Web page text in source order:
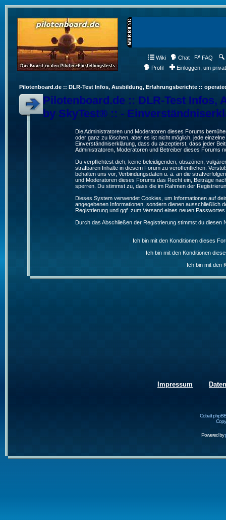
Wiki Chat FAQ
Profil
Einloggen, um
Pilotenboard.de :: DLR-Test Infos, Ausbildung, Erfahrungsberichte ::
Pilotenboard.de :: DLR-Test
by SkyTest® :: -
Die Administratoren und Moderatoren dieses Forums
oder ganz zu löschen, aber es ist nicht möglich, jede
Einverständniserklärung, dass du akzeptierst, dass jeder
Administratoren, Moderatoren und Betreiber dieses Forums
Du verpflichtest dich, keine beleidigenden, obszönen,
strafbaren Inhalte in diesem Forum zu veröffentlichen.
behalten uns vor, Verbindungsdaten u. ä. an die
und Moderatoren dieses Forums das Recht ein, Beiträge
sperren. Du stimmst zu, dass die im Rahmen der
Dieses System verwendet Cookies, um Informationen auf
angegebenen Informationen, sondern dienen ausschließlich
Registrierung und ggf. zum Versand eines neuen
Durch das Abschließen der Registrierung stimmst du diesen
Ich bin mit den Konditionen dieses
Ich bin mit den Konditionen
Ich bin mit den
Impressum
Cobalt
Powered by